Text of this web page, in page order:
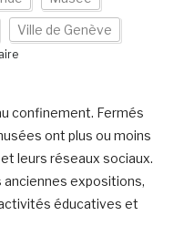
Ville de Genève
confinement. Fermés
ont plus ou moins
leurs réseaux sociaux.
expositions,
éducatives et